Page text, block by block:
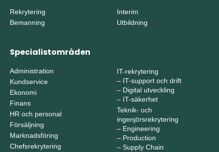
Rekrytering
Bemanning
Interim
Utbildning
Specialistområden
Administration
Kundservice
Ekonomi
Finans
HR och personal
Försäljning
Marknadsföring
Chefsrekrytering
IT-rekrytering
– IT-support och drift
– Digital utveckling
– IT-säkerhet
Teknik- och
ingenjörsrekrytering
– Engineering
– Production
– Supply Chain